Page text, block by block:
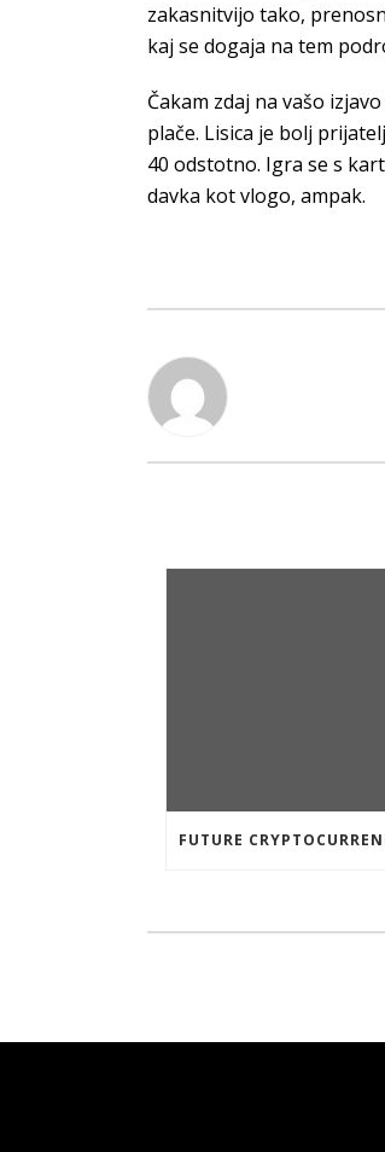
zakasnitvijo tako,
kaj se dogaja na tem
Čakam zdaj na vašo
plače. Lisica je bolj
40 odstotno. Igra se s
davka kot vlogo, ampak.